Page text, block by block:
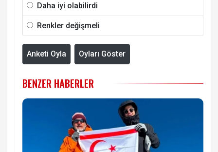
Daha iyi olabilirdi
Renkler değişmeli
Anketi Oyla Oyları Göster
BENZER HABERLER